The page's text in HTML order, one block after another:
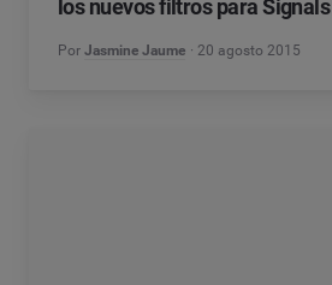
los nuevos filtros para Signals
Por Jasmine Jaume 20 agosto 2015